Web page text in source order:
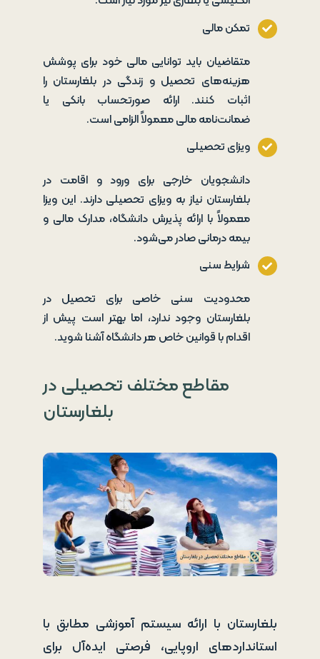
تمکن مالی
متقاضیان باید توانایی مالی خود برای پوشش
هزینه‌های تحصیل و زندگی در بلغارستان را
اثبات کنند. ارائه صورتحساب بانکی یا
ضمانت‌نامه مالی معمولاً الزامی است.
ویزای تحصیلی
دانشجویان خارجی برای ورود و اقامت در
بلغارستان نیاز به ویزای تحصیلی دارند. این ویزا
معمولاً با ارائه پذیرش دانشگاه، مدارک مالی و
بیمه درمانی صادر می‌شود.
شرایط سنی
محدودیت سنی خاصی برای تحصیل در
بلغارستان وجود ندارد، اما بهتر است پیش از
اقدام با قوانین خاص هر دانشگاه آشنا شوید.
مقاطع مختلف تحصیلی در
بلغارستان
بلغارستان با ارائه سیستم آموزشی مطابق با
استانداردهای اروپایی، فرصتی ایده‌آل برای